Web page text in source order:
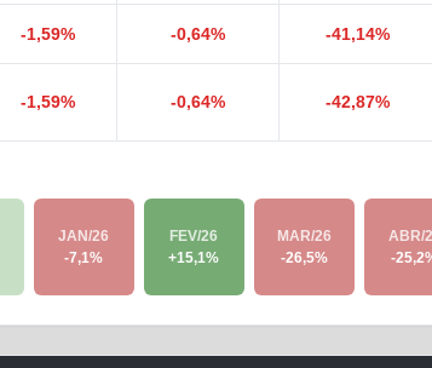
-1,59% -0,64% -41,14%
-1,59% -0,64% -42,87%
JAN/26
-7,1%
FEV/26
+15,1%
MAR/26
-26,5%
ABR/
-25,2